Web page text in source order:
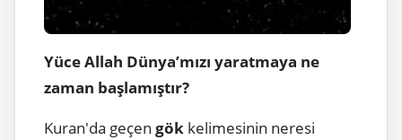
Yüce Allah Dünya’mızı yaratmaya ne
zaman başlamıştır?
Kuran'da geçen gök kelimesinin neresi